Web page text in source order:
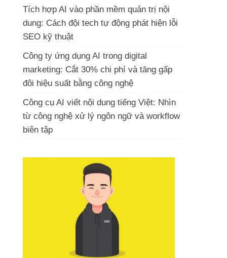
Tích hợp AI vào phần mềm quản trị nội
dung: Cách đội tech tự động phát hiện lỗi
SEO kỹ thuật
Công ty ứng dụng AI trong digital
marketing: Cắt 30% chi phí và tăng gấp
đôi hiệu suất bằng công nghệ
Công cụ AI viết nội dung tiếng Việt: Nhìn
từ công nghệ xử lý ngôn ngữ và workflow
biên tập